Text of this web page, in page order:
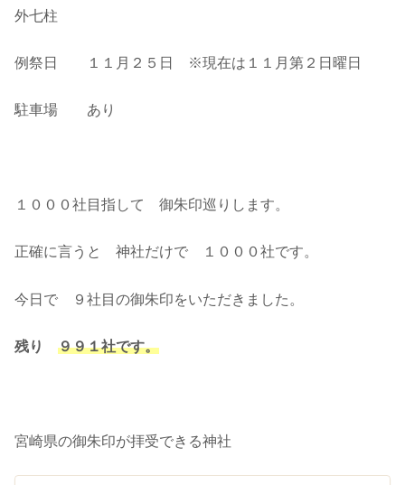
外七柱
例祭日 １１月２５日 ※現在は１１月第２日曜日
駐車場 あり
１０００社目指して 御朱印巡りします。
正確に言うと 神社だけで １０００社です。
今日で ９社目の御朱印をいただきました。
残り ９９１社です。
宮崎県の御朱印が拝受できる神社